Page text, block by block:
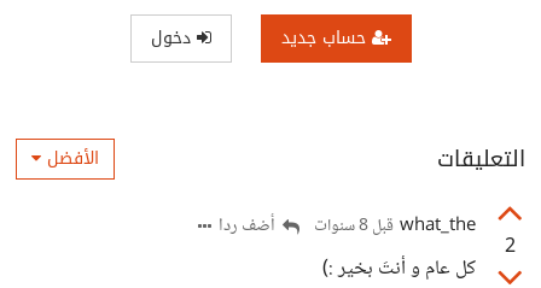
حساب جديد دخول
التعليقات الأفضل
2
what_the قبل 8 سنوات أضف ردا
كل عام و أنتَ بخير :)